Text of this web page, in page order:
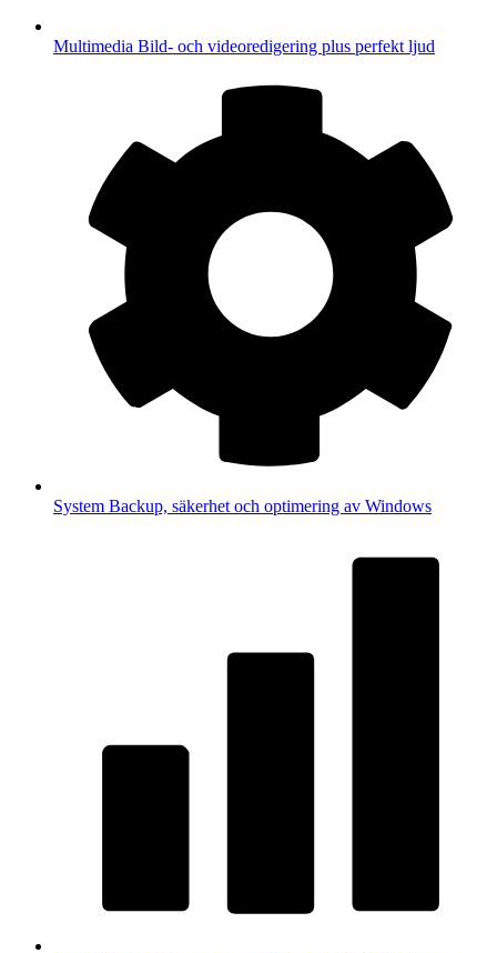
Multimedia Bild- och videoredigering plus perfekt ljud
System Backup, säkerhet och optimering av Windows